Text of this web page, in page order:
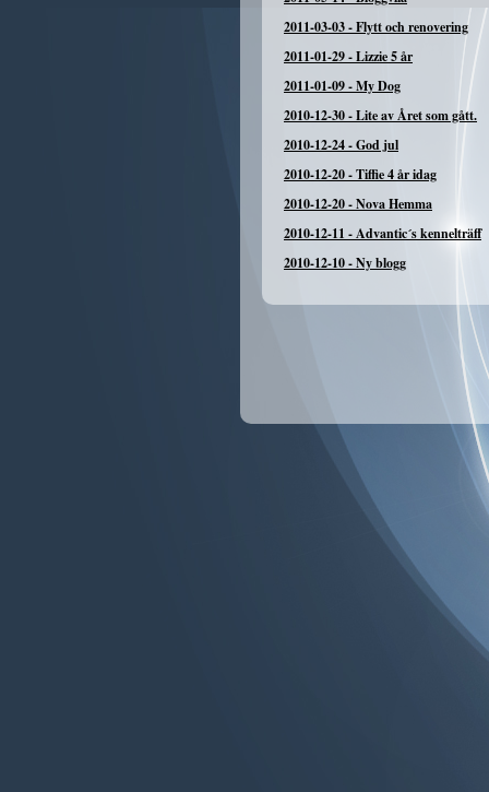
2011-03-03-Flytt och renovering
2011-01-29-Lizzie 5 år
2011-01-09-My Dog
2010-12-30-Lite av Året som gått.
2010-12-24-God jul
2010-12-20-Tiffie 4 år idag
2010-12-20-Nova Hemma
2010-12-11 -Advantic´s kennelträff
2010-12-10-Ny blogg